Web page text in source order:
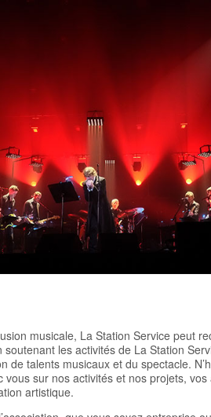
musicale, La Station Service peut
les activités de La Station
de talents musicaux et du spectacle.
sur nos activités et nos projets,
artistique.